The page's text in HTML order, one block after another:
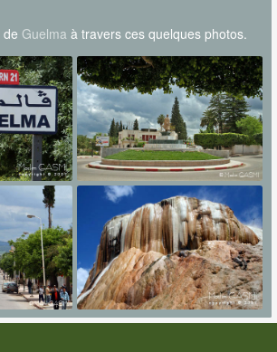
de Guelmaà travers ces quelques photos.